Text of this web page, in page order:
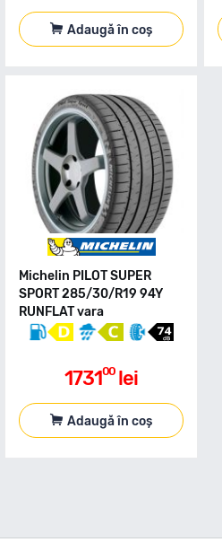
Adaugă în coș
Michelin PILOT SUPER
SPORT 285/30/R19 94Y
RUNFLAT vara
173100 lei
Adaugă în coș